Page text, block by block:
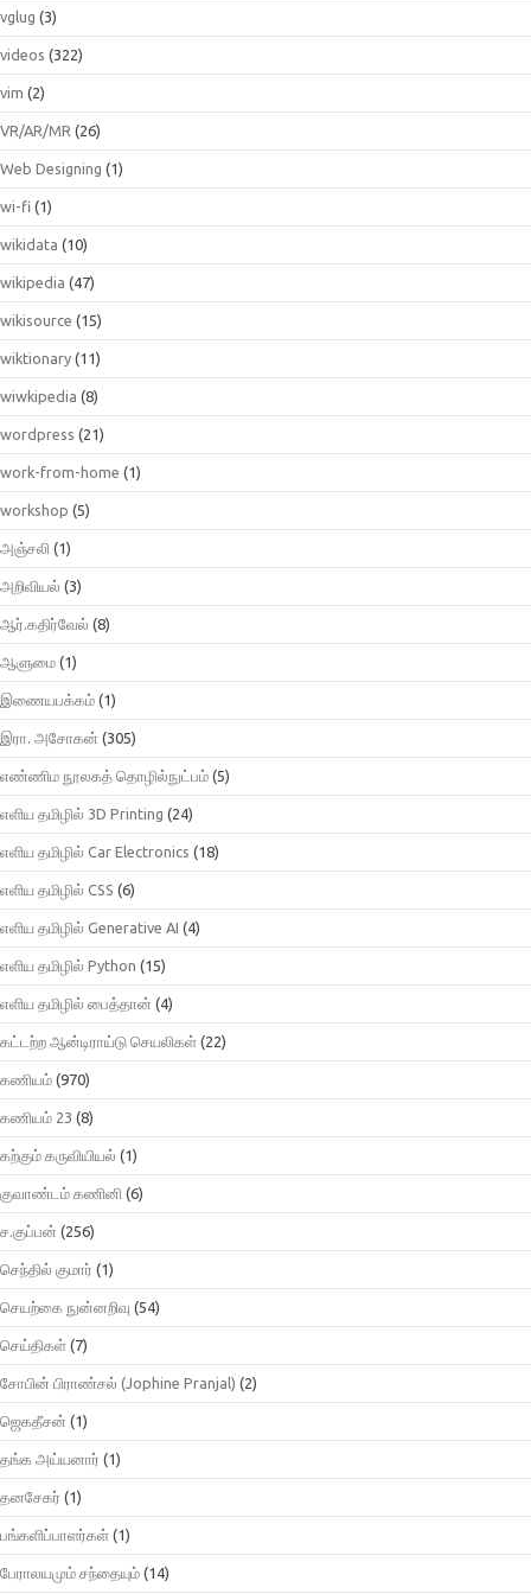
vglug (3)
videos (322)
vim (2)
VR/AR/MR (26)
Web Designing (1)
wi-fi (1)
wikidata (10)
wikipedia (47)
wikisource (15)
wiktionary (11)
wiwkipedia (8)
wordpress (21)
work-from-home (1)
workshop (5)
அஞ்சலி (1)
அறிவியல் (3)
ஆர்.கதிர்வேல் (8)
ஆளுமை (1)
இணையபக்கம் (1)
இரா. அசோகன் (305)
எண்ணிம நூலகத் தொழில்நுட்பம் (5)
எளிய தமிழில் 3D Printing (24)
எளிய தமிழில் Car Electronics (18)
எளிய தமிழில் CSS (6)
எளிய தமிழில் Generative AI (4)
எளிய தமிழில் Python (15)
எளிய தமிழில் பைத்தான் (4)
கட்டற்ற ஆன்டிராய்டு செயலிகள் (22)
கணியம் (970)
கணியம் 23 (8)
கற்கும் கருவியியல் (1)
குவாண்டம் கணினி (6)
ச.குப்பன் (256)
செந்தில் குமார் (1)
செயற்கை நுன்னறிவு (54)
செய்திகள் (7)
சோபின் பிராண்சல் (Jophine Pranjal) (2)
ஜெகதீசன் (1)
தங்க அய்யனார் (1)
தனசேகர் (1)
பங்களிப்பாளர்கள் (1)
பேராலயமும் சந்தையும் (14)